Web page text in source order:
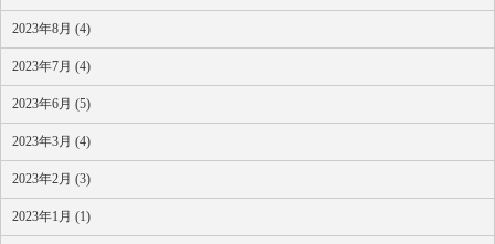
2023年8月 (4)
2023年7月 (4)
2023年6月 (5)
2023年3月 (4)
2023年2月 (3)
2023年1月 (1)